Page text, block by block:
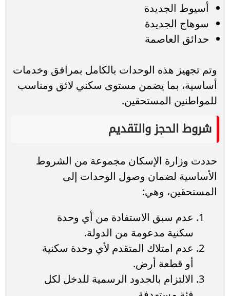
أسيوط الجديدة
سوهاج الجديدة
حدائق العاصمة
وتم تجهيز هذه الوحدات بالكامل بمرافق وخدمات
أساسية، بما يضمن مستوى سكني لائق ومناسب
للمواطنين المستحقين.
شروط الحجز والتقديم
حددت وزارة الإسكان مجموعة من الشروط
الأساسية لضمان وصول الوحدات إلى
المستحقين، وهي:
عدم سبق الاستفادة من أي وحدة
سكنية مدعومة من الدولة.
عدم امتلاك المتقدم لأي وحدة سكنية
أو قطعة أرض.
الالتزام بالحدود الرسمية للدخل لكل